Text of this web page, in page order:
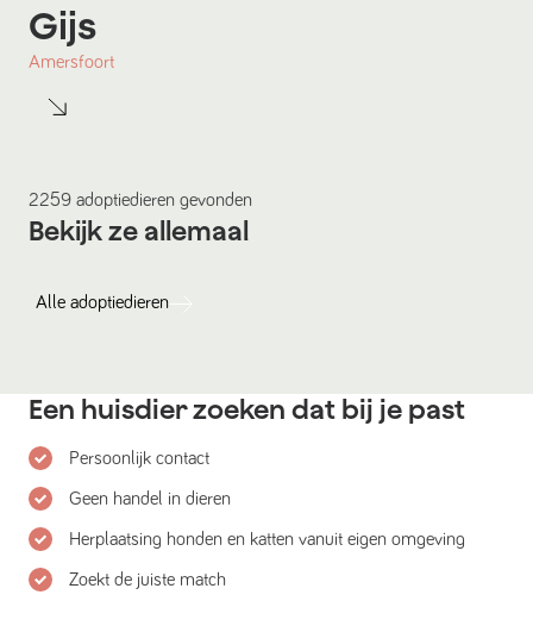
Gijs
Amersfoort
2259 adoptiedieren gevonden
Bekijk ze allemaal
Alle adoptiedieren
Een huisdier zoeken dat bij je past
Persoonlijk contact
Geen handel in dieren
Herplaatsing honden en katten vanuit eigen omgeving
Zoekt de juiste match